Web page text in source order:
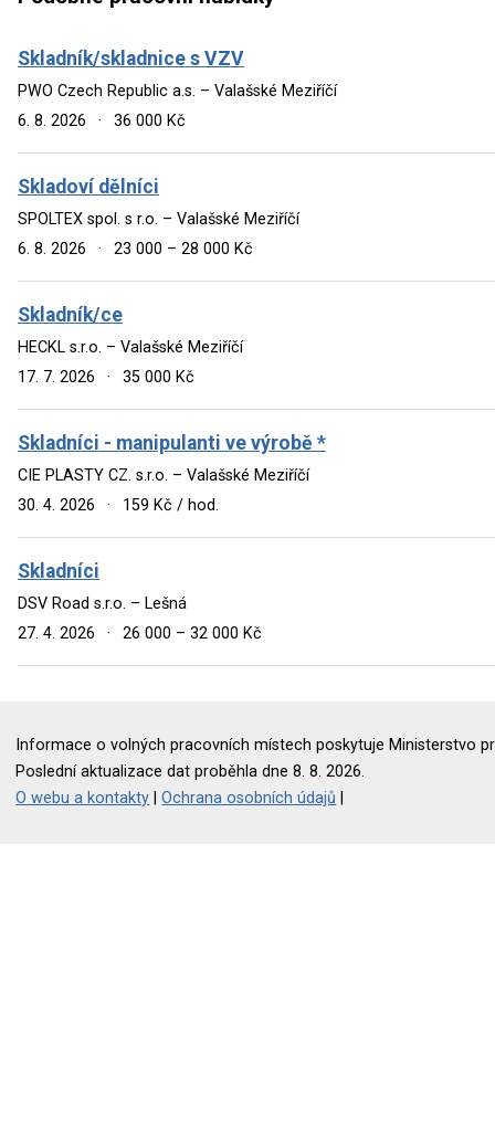
Skladník/skladnice s VZV
PWO Czech Republic a.s. – Valašské Meziříčí
6. 8. 2026
· 36 000 Kč
Skladoví dělníci
SPOLTEX spol. s r.o. – Valašské Meziříčí
6. 8. 2026
· 23 000 – 28 000 Kč
Skladník/ce
HECKL s.r.o. – Valašské Meziříčí
17. 7. 2026
· 35 000 Kč
Skladníci - manipulanti ve výrobě *
CIE PLASTY CZ. s.r.o. – Valašské Meziříčí
30. 4. 2026
· 159 Kč / hod.
Skladníci
DSV Road s.r.o. – Lešná
27. 4. 2026
· 26 000 – 32 000 Kč
Informace o volných pracovních místech poskytuje Ministerstvo
Poslední aktualizace dat proběhla dne 8. 8. 2026.
O webu a kontakty |Ochrana osobních údajů